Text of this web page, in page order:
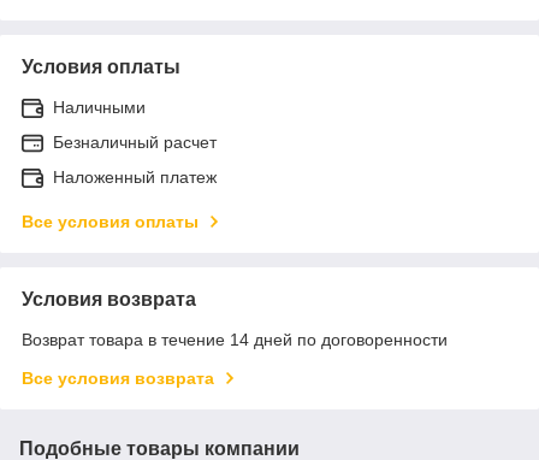
Условия оплаты
Наличными
Безналичный расчет
Наложенный платеж
Все условия оплаты
Условия возврата
Возврат товара в течение 14 дней по договоренности
Все условия возврата
Подобные товары компании